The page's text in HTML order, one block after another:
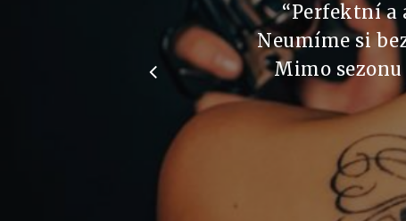
“Perfektní a
Neumíme si
Mimo